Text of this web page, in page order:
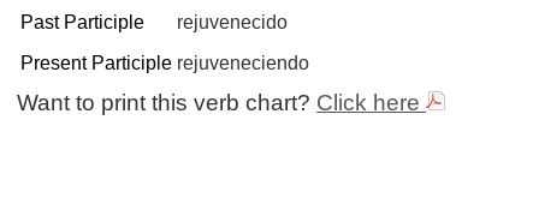
Past Participle
rejuvenecido
Present Participle rejuveneciendo
Want to print this verb chart? Click here